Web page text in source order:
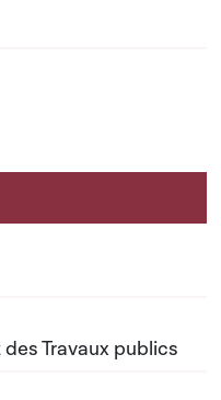
Travaux publics